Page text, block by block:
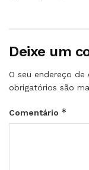
Deixe um
O seu endereço
obrigatórios são
Comentário *